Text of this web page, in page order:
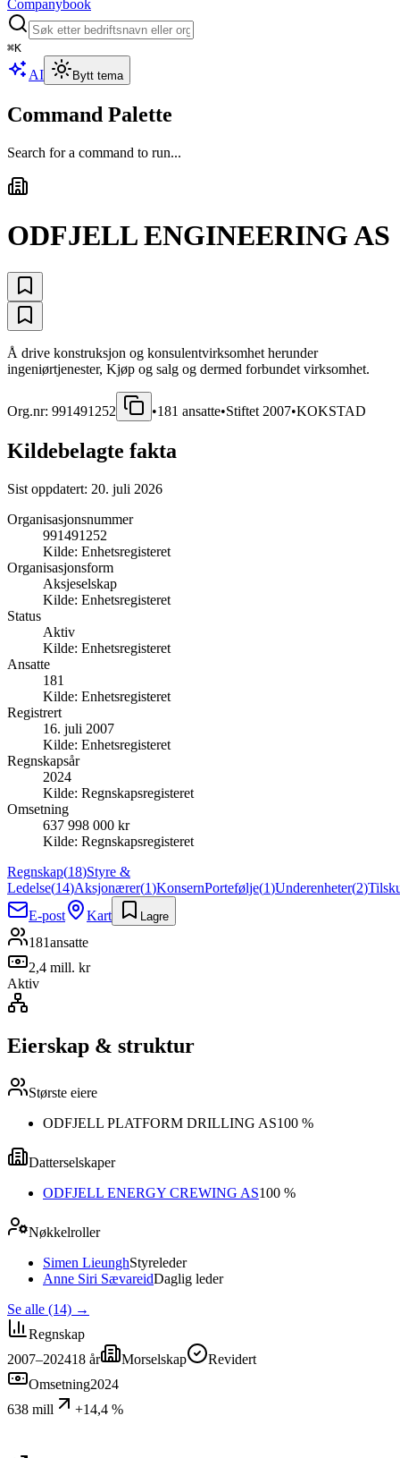
Companybook
⌘K
AI Bytt tema
Command Palette
Search for a command to run...
ODFJELL ENGINEERING AS
Å drive konstruksjon og konsulentvirksomhet herunder
ingeniørtjenester, Kjøp og salg og dermed forbundet virksomhet.
Org.nr: 991491252 •181 ansatte•Stiftet 2007•KOKSTAD
Kildebelagte fakta
Sist oppdatert: 20. juli 2026
Organisasjonsnummer
991491252
Kilde: Enhetsregisteret
Organisasjonsform
Aksjeselskap
Kilde: Enhetsregisteret
Status
Aktiv
Kilde: Enhetsregisteret
Ansatte
181
Kilde: Enhetsregisteret
Registrert
16. juli 2007
Kilde: Enhetsregisteret
Regnskapsår
2024
Kilde: Regnskapsregisteret
Omsetning
637 998 000 kr
Kilde: Regnskapsregisteret
Regnskap(18)Styre &
Ledelse(14)Aksjonærer(1)KonsernPortefølje(1)Underenheter(2)
E-post
Kart Lagre
181ansatte
2,4 mill. kr
Aktiv
Eierskap & struktur
Største eiere
ODFJELL PLATFORM DRILLING AS100 %
Datterselskaper
ODFJELL ENERGY CREWING AS100 %
Nøkkelroller
Simen LieunghStyreleder
Anne Siri SævareidDaglig leder
Se alle (14) →
Regnskap
2007–202418 år Morselskap
Revidert
Omsetning2024
638 mill
+14,4 %